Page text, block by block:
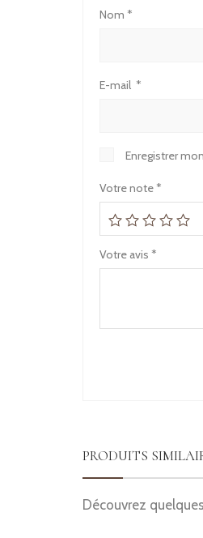
Nom *
E-mail *
Enregistrer
Votre note *
Votre avis *
PRODUITS
Découvrez